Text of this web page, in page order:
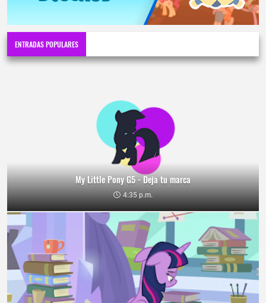
ENTRADAS POPULARES
My Little Pony G5 - Deja tu marca
4:35 p.m.